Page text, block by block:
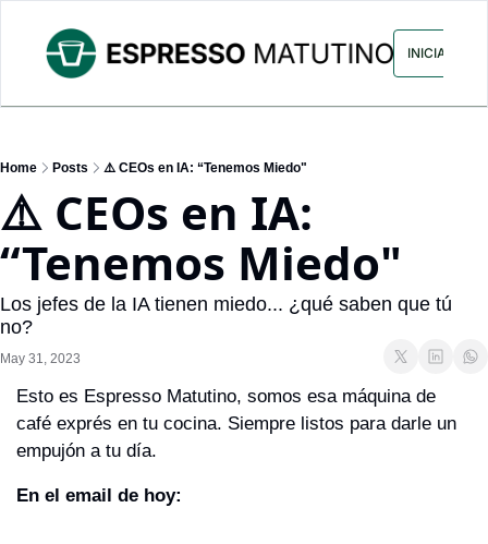
ARCHIVO ANUNCIA CON
INICIAR
Home Posts ⚠️ CEOs en IA: “Tenemos Miedo"
⚠️ CEOs en IA:
“Tenemos Miedo"
Los jefes de la IA tienen miedo... ¿qué saben que tú
no?
May 31, 2023
Esto es Espresso Matutino, somos esa máquina de
café exprés en tu cocina. Siempre listos para darle un
empujón a tu día.
En el email de hoy: